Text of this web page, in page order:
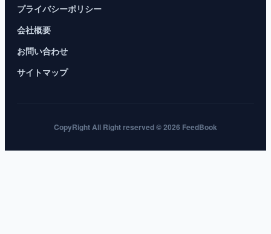
プライバシーポリシー
会社概要
お問い合わせ
サイトマップ
CopyRight All Right reserved © 2026 FeedBook